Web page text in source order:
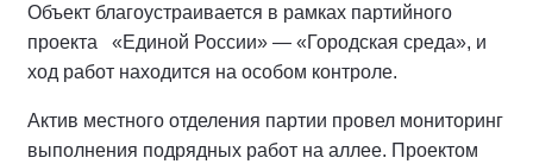
Объект благоустраивается в рамках партийного
проекта «Единой России» — «Городская среда», и
ход работ находится на особом контроле.
Актив местного отделения партии провел мониторинг
выполнения подрядных работ на аллее. Проектом